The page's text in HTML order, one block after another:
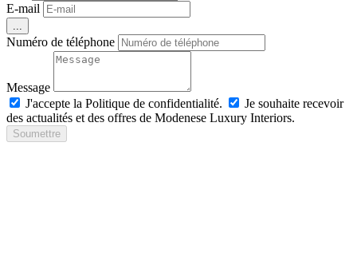
E-mail
Numéro de téléphone
Message
J'accepte la Politique de confidentialité.
Je souhaite recevoir
des actualités et des offres de Modenese Luxury Interiors.
Soumettre